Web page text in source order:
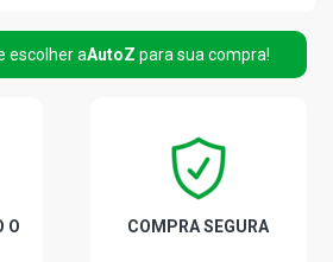
PICKUP 2.8 12V DIESEL (2004 -
2.8 12V DIESEL (2004 - 2008)
escolher aAutoZ para sua compra!
O
COMPRA SEGURA